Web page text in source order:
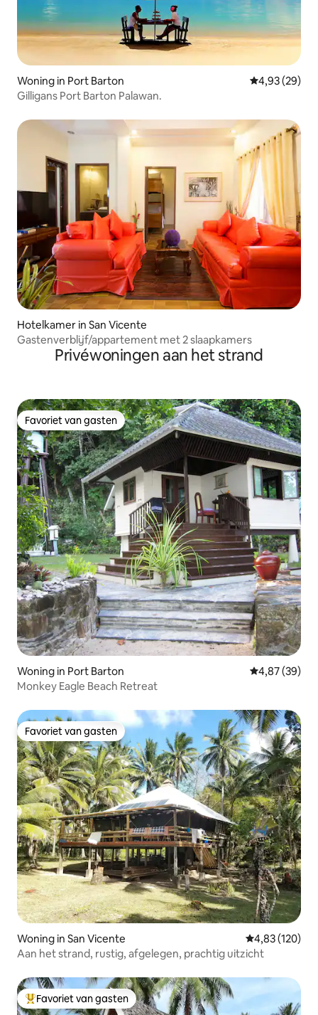
Woning in Port Barton Gemiddelde
4,93 (29)
Gilligans Port Barton Palawan.
Hotelkamer in San Vicente
Gastenverblijf/appartement met 2 slaapkamers
Privéwoningen aan het strand
Favoriet van gasten
Favoriet van gasten
Woning in Port Barton Gemiddelde
4,87 (39)
Monkey Eagle Beach Retreat
Favoriet van gasten
Favoriet van gasten
Woning in San Vicente Gemiddelde
4,83 (120)
Aan het strand, rustig, afgelegen, prachtig uitzicht
Topfavoriet van gasten
Favoriet van gasten